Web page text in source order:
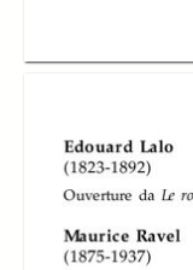
In collections